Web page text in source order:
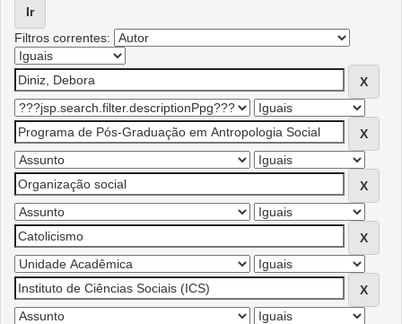
Filtros correntes: